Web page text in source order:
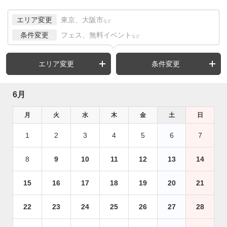
エリア変更 東京、大阪市 など
条件変更 フェス、無料イベント など
エリア変更 条件変更
6月
月 火 水 木 金 土 日
1 2 3 4 5 6 7
8 9 10 11 12 13 14
15 16 17 18 19 20 21
22 23 24 25 26 27 28